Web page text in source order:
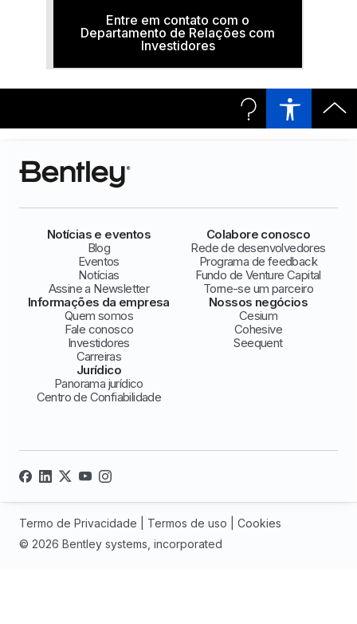
Entre em contato com o
Departamento de Relações com
Investidores
Notícias e eventos
Blog
Eventos
Notícias
Assine a Newsletter
Colabore conosco
Rede de desenvolvedores
Programa de feedback
Fundo de Venture Capital
Torne-se um parceiro
Informações da empresa
Quem somos
Fale conosco
Investidores
Carreiras
Nossos negócios
Cesium
Cohesive
Seequent
Jurídico
Panorama jurídico
Centro de Confiabilidade
© 2026 Bentley systems, incorporated
Termo de Privacidade Termos de uso Cookies